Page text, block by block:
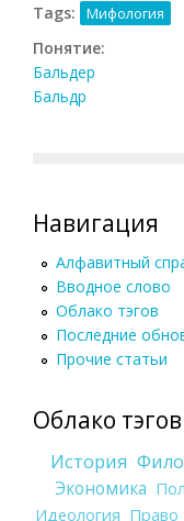
Tags: Мифология
Понятие:
Бальдер
Бальдр
Навигация
Алфавитный
Вводное слово
Облако тэгов
Последние
Прочие статьи
Облако тэгов
История
Экономика
Идеология Право